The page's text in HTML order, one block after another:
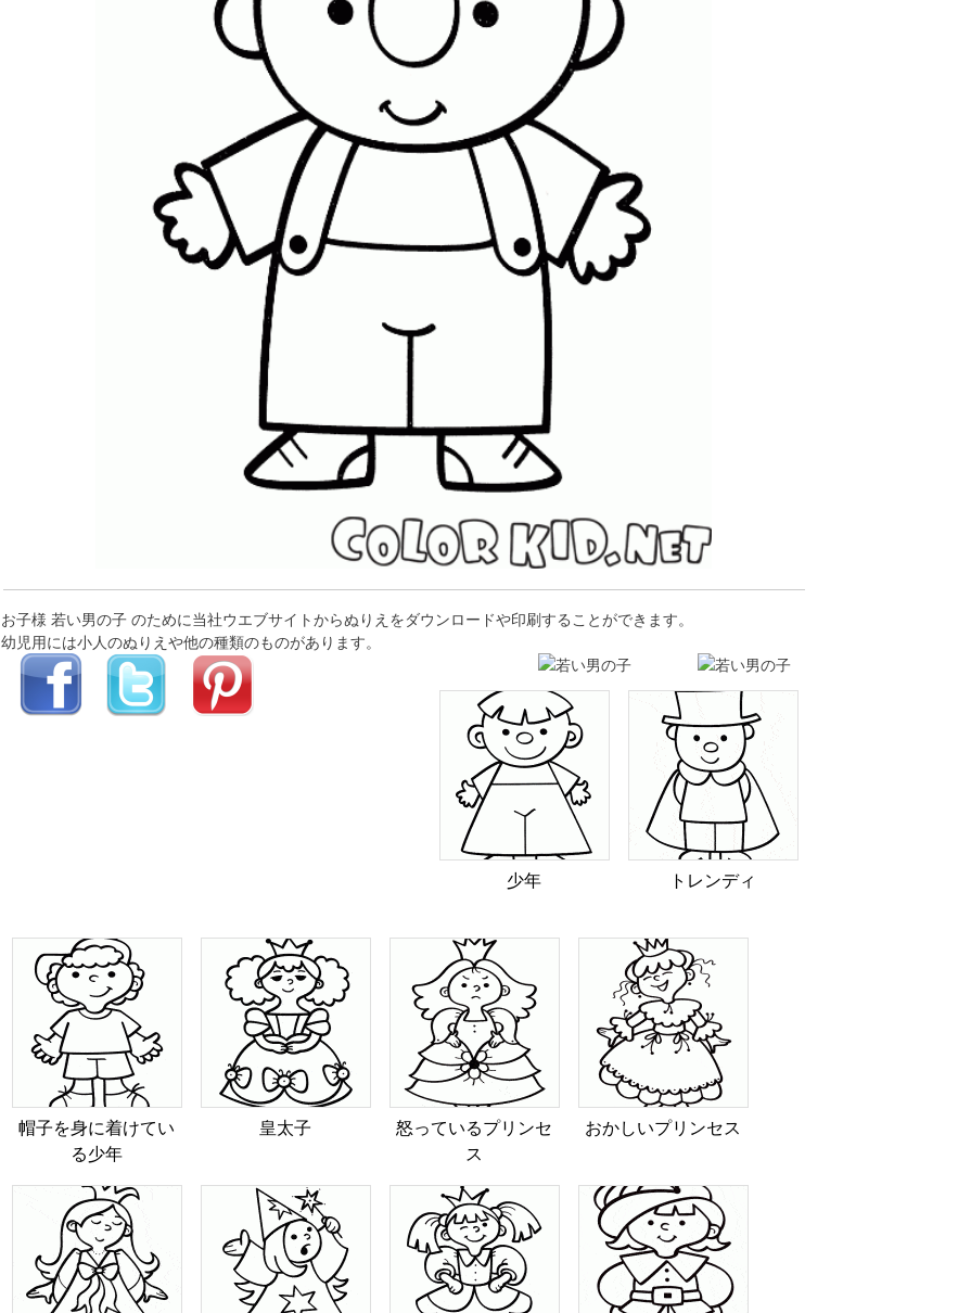
お子様 若い男の子 のために当社ウエブサイトからぬりえをダウンロードや印刷することができます。
幼児用には小人のぬりえや他の種類のものがあります。
少年 トレンディ
帽子を身に着けてい
る少年
皇太子
怒っているプリンセ
ス
おかしいプリンセス